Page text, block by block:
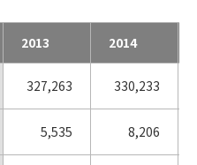
2013 2014
327,263 330,233
5,535 8,206